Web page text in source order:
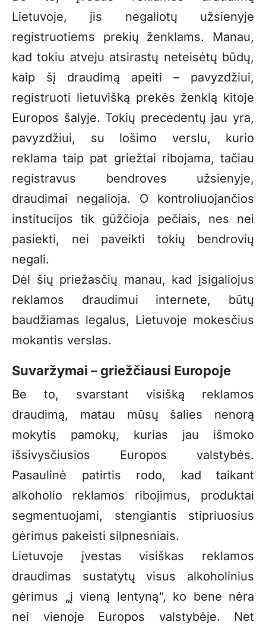
Lietuvoje, jis negaliotų užsienyje
registruotiems prekių ženklams. Manau,
kad tokiu atveju atsirastų neteisėtų būdų,
kaip šį draudimą apeiti – pavyzdžiui,
registruoti lietuvišką prekės ženklą kitoje
Europos šalyje. Tokių precedentų jau yra,
pavyzdžiui, su lošimo verslu, kurio
reklama taip pat griežtai ribojama, tačiau
registravus bendroves užsienyje,
draudimai negalioja. O kontroliuojančios
institucijos tik gūžčioja pečiais, nes nei
pasiekti, nei paveikti tokių bendrovių
negali.
Dėl šių priežasčių manau, kad įsigaliojus
reklamos draudimui internete, būtų
baudžiamas legalus, Lietuvoje mokesčius
mokantis verslas.
Suvaržymai – griežčiausi Europoje
Be to, svarstant visišką reklamos
draudimą, matau mūsų šalies nenorą
mokytis pamokų, kurias jau išmoko
išsivysčiusios Europos valstybės.
Pasaulinė patirtis rodo, kad taikant
alkoholio reklamos ribojimus, produktai
segmentuojami, stengiantis stipriuosius
gėrimus pakeisti silpnesniais.
Lietuvoje įvestas visiškas reklamos
draudimas sustatytų visus alkoholinius
gėrimus „į vieną lentyną“, ko bene nėra
nei vienoje Europos valstybėje. Net